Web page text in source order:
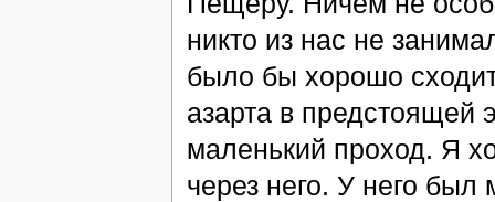
никто из нас не
было бы хорошо
азарта в предстоящей
маленький проход. Я
через него. У него был